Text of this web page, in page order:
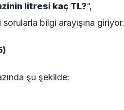
litresi kaç TL?“,
sorularla bilgi arayışına giriyor.
şu şekilde: